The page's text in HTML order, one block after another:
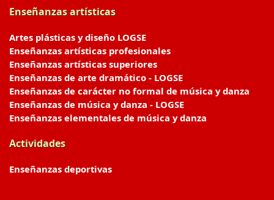
Enseñanzas artísticas
Artes plásticas y diseño LOGSE
Enseñanzas artísticas profesionales
Enseñanzas artísticas superiores
Enseñanzas de arte dramático - LOGSE
Enseñanzas de carácter no formal de música y danza
Enseñanzas de música y danza - LOGSE
Enseñanzas elementales de música y danza
Actividades
Enseñanzas deportivas